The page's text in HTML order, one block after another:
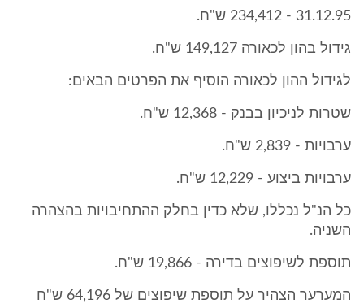
31.12.95 - 234,412 ש"ח.
גידול בהון לכאורה 149,127 ש"ח.
לגידול ההון לכאורה הוסיף את הפרטים הבאים:
שטרות לניכיון בבנק - 12,368 ש"ח.
ערבויות - 2,839 ש"ח.
ערבויות ביצוע - 12,229 ש"ח.
כל הנ"ל נכללו, שלא כדין בחלק ההתחיבויות בהצהרה
השניה.
תוספת לשיפוצים בדירה - 19,866 ש"ח.
המערער הצהיר על תוספת שיפוצים של 64,196 ש"ח